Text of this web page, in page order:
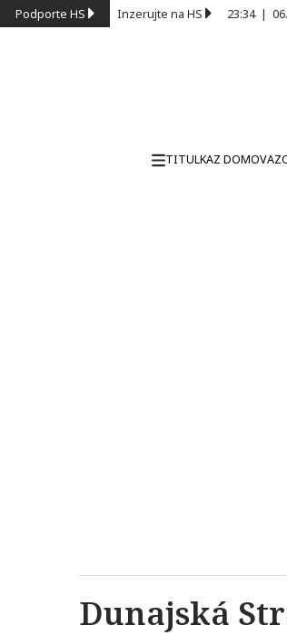
Podporte HS Inzerujte na HS 23:34|
TITULKAZ DOMOVA
Dunajská